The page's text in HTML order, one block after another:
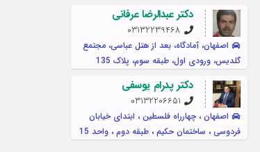
دکتر عبدالرضا عرفانی
03132239468
اصفهان، آمادگاه، بعد از هتل عباسی، مجتمع
گلدیس، ورودی اول، طبقه سوم، پلاک 135
دکتر پدرام یوسفی
03132206651
اصفهان ، چهارراه فلسطین ، ابتدای خیابان
فردوسی ، ساختمان حکیم ، طبقه دوم ، واحد 15